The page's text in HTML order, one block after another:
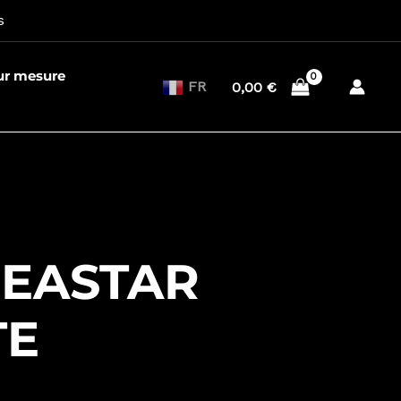
mesure
FR 0,00 €